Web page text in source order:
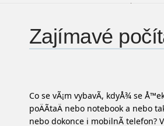
Zajímavé
Co se vÃ¡m vybavÃ­, kdyÅ¾ se
poÄÃ­taÄ nebo notebook a nebo
nebo dokonce i mobilnÃ­ telefon?